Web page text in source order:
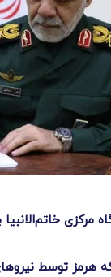
مرکزی
هرمز توسط